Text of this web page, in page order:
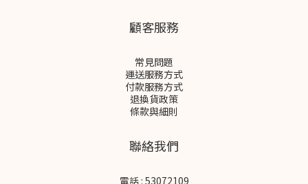
顧客服務
常見問題
運送服務方式
付款服務方式
退換貨政策
條款與細則
聯絡我們
電話 : 53072109